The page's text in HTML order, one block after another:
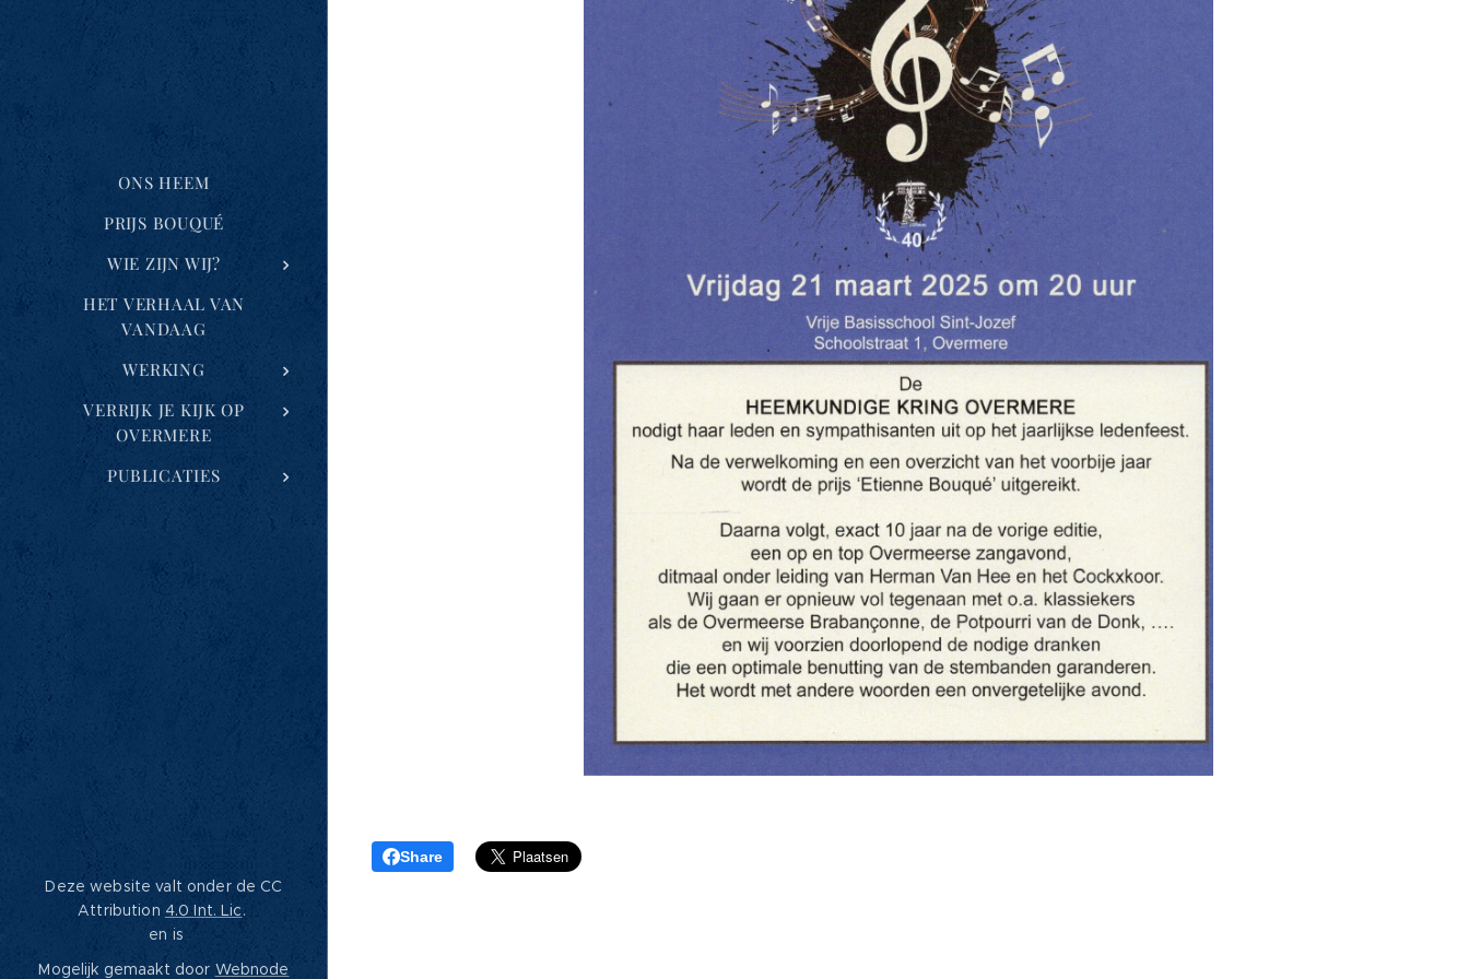
ONS HEEM
PRIJS BOUQUÉ
WIE ZIJN WIJ?
HET VERHAAL VAN
VANDAAG
WERKING
VERRIJK JE KIJK OP
OVERMERE
PUBLICATIES
Share
Deze website valt onder de CC
Attribution 4.0 Int. Lic.
en is
Mogelijk gemaakt door Webnode